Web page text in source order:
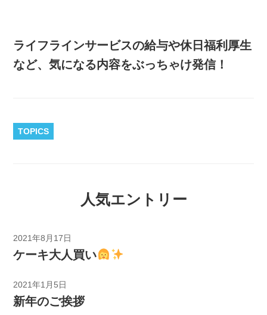
ライフラインサービスの給与や休日福利厚生
など、気になる内容をぶっちゃけ発信！
TOPICS
人気エントリー
2021年8月17日
ケーキ大人買い
2021年1月5日
新年のご挨拶